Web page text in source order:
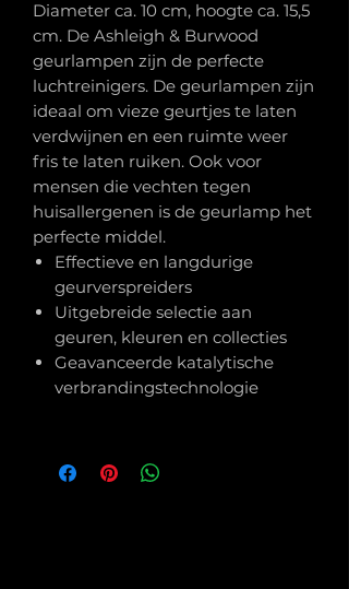
Diameter ca. 10 cm, hoogte ca. 15,5
cm. De Ashleigh & Burwood
geurlampen zijn de perfecte
luchtreinigers. De geurlampen zijn
ideaal om vieze geurtjes te laten
verdwijnen en een ruimte weer
fris te laten ruiken. Ook voor
mensen die vechten tegen
huisallergenen is de geurlamp het
perfecte middel.
Effectieve en langdurige
geurverspreiders
Uitgebreide selectie aan
geuren, kleuren en collecties
Geavanceerde katalytische
verbrandingstechnologie